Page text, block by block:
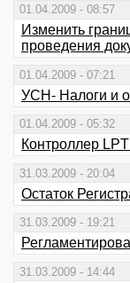
01.04.2009 - 08:57
Изменить
проведения
01.04.2009 - 07:21
УСН- Налоги и
01.04.2009 - 05:32
Контроллер
31.03.2009 - 20:04
Остаток
31.03.2009 - 19:21
31.03.2009 - 14:44